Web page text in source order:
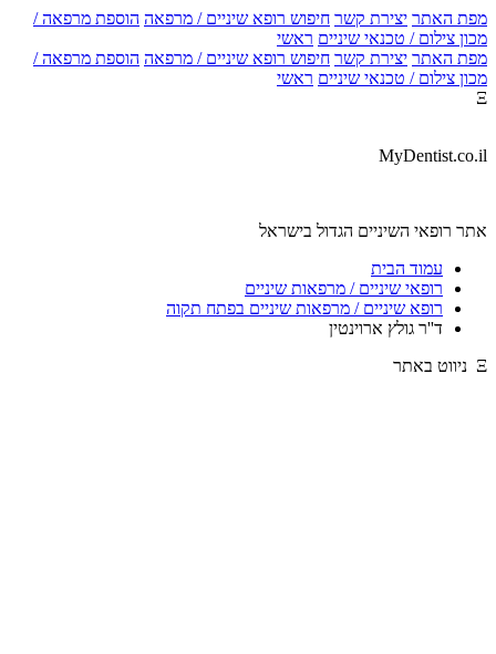
מפת האתר יצירת קשר חיפוש רופא שיניים / מרפאה הוספת מרפאה /
מכון צילום / טכנאי שיניים ראשי
מפת האתר יצירת קשר חיפוש רופא שיניים / מרפאה הוספת מרפאה /
מכון צילום / טכנאי שיניים ראשי
Ξ
MyDentist.co.il
אתר רופאי השיניים הגדול בישראל
עמוד הבית
רופאי שיניים / מרפאות שיניים
רופא שיניים / מרפאות שיניים בפתח תקוה
ד''ר גולץ ארוינטין
Ξ ניווט באתר